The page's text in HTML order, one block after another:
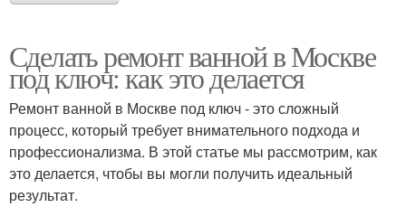
Сделать ремонт ванной в Москве
под ключ: как это делается
Ремонт ванной в Москве под ключ - это сложный
процесс, который требует внимательного подхода и
профессионализма. В этой статье мы рассмотрим, как
это делается, чтобы вы могли получить идеальный
результат.